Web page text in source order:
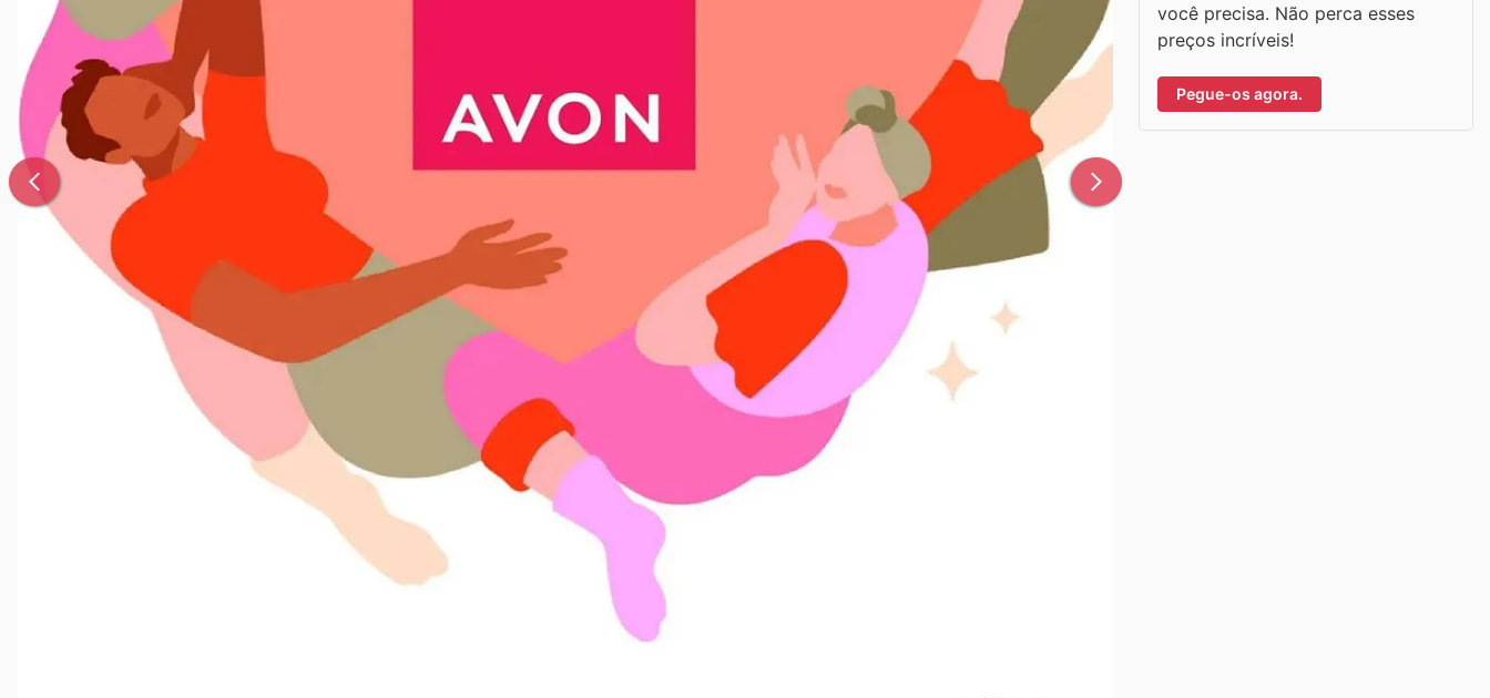
você precisa. Não perca esses
preços incríveis!
Pegue-os agora.